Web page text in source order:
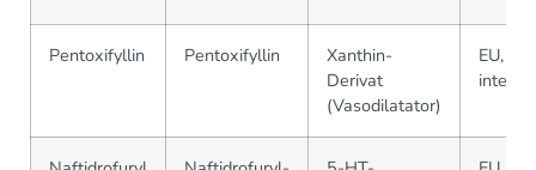
Pentoxifyllin Pentoxifyllin
Xanthin-
Derivat
(Vasodilatator)
EU, US,